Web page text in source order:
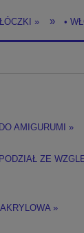
» » •
AMIGURUMI »
ZE
»